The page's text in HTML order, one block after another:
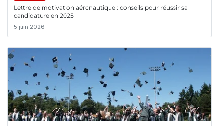
Lettre de motivation aéronautique : conseils pour réussir sa
candidature en 2025
5 juin 2026